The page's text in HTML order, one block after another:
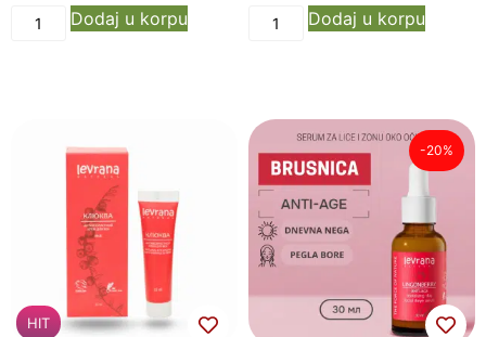
Dodaj u korpu Dodaj u korpu
HIT
-20%